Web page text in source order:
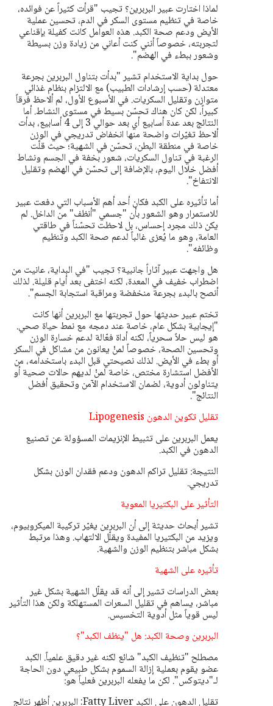
لماذا اختارت عبير البربرين؟ تجيب "قرأت كثيراً عن فوائده،
خاصة في تنظيم مستوى السكر في الدم، تحسين عملية
الأيض ودعم صحة الكبد. هذه العوامل كانت كفيلة بإقناعي
لتجربته، خصوصاً أنني كنت أعاني من زيادة وزن بسيطة
وشعور ببطء في الهضم".
حول بداية الاستخدام تشير "بدأت بتناول البربرين بجرعة
معتدلة (حسب إرشادات الطبيب) مع الالتزام بنظام غذائي
متوازن وتقليل السكريات. في الأسبوع الأول، لم ألاحظ فرقاً
كبيراً، لكن كان هناك تحسّن بسيط في مستوى النشاط. أما
النتائج بعد عدة أسابيع أي بعد حوالي 3 إلى 4 أسابيع، بدأت
ألاحظ تغيّرات واضحة منها انخفاض تدريجي في الوزن
خاصة في منطقة البطن، تحسّن في الشهية؛ حيث قلّت
الرغبة في تناول السكريات، شعور بخفة في الجسم ونشاط
أفضل خلال اليوم، بالإضافة إلى تحسّن في الهضم وتقليل
الانتفاخ".
أما تأثيره على الكبد فكان أحد أهم الأسباب التي دفعت عبير
للاستمرار وهو الشعور بأن "جسمي "أنظف" من الداخل. لم
يكن ذلك مجرد إحساس، بل لاحظت تحسّناً في طاقتي
العامة، وهو ما يُعزى غالباً لدعم صحة الكبد وتنظيم
وظائفه".
هل واجهت عبير آثاراً جانبية؟ تجيب "في البداية، عانيت من
اضطراب خفيف في المعدة، لكنه اختفى بعد أيام قليلة. لذلك
أنصح بالبدء بجرعة منخفضة ومراقبة استجابة الجسم".
تختم عبير حديثها حول تجربتها مع البربرين أنها كانت
"إيجابية بشكل عام، خاصة عند دمجه مع نمط حياة صحي.
هو ليس حلاً سحرياً، لكنه أداة فعّالة لدعم خسارة الوزن
وتحسين الصحة، خصوصاً لمنْ يعانون من مشاكل في السكر
أو بطء في الأيض. لذلك نصيحتي قبل البدء باستخدامه، من
الأفضل استشارة مختص، خاصة لمنْ لديهم حالات صحية أو
يتناولون أدوية، لضمان الاستخدام الآمن وتحقيق أفضل
النتائج".
تقليل تكوين الدهون Lipogenesis
يعمل البربرين على تثبيط الإنزيمات المسؤولة عن تصنيع
الدهون في الكبد.
النتيجة: تقليل تراكم الدهون ودعم فقدان الوزن بشكل
تدريجي.
التأثير على البكتيريا المعوية
تشير أبحاث حديثة إلى أن البربرين يغيّر تركيبة الميكروبيوم،
ويزيد من البكتيريا المفيدة ويقلّل الالتهاب. وهذا مرتبط
بشكل مباشر بتنظيم الوزن والشهية.
تأثيره على الشهية
بعض الدراسات تشير إلى أنه قد يقلّل الشهية بشكل غير
مباشر، يساهم في تقليل السعرات المستهلكة ولكن هذا التأثير
ليس قوياً مثل أدوية التخسيس.
البربرين وصحة الكبد: هل "ينظف الكبد"؟
مصطلح "تنظيف الكبد" شائع لكنه غير دقيق علمياً. الكبد
عضو يقوم بعملية إزالة السموم بشكل طبيعي دون الحاجة
لـ"ديتوكس". لكن ما يفعله البربرين فعلياً هو:
تقليل الدهون على الكبد Fatty Liver: البربرين أظهر نتائج